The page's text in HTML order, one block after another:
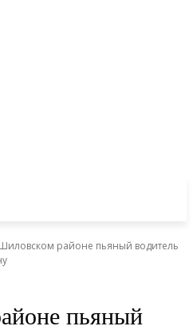
районе пьяный водитель
пьяный